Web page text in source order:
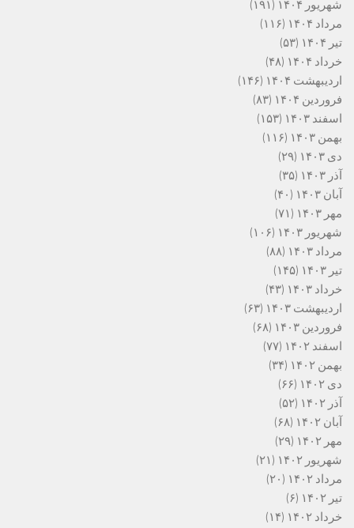
شهریور ۱۴۰۴
(۱۹۱)
مرداد ۱۴۰۴
(۱۱۶)
تیر ۱۴۰۴
(۵۳)
خرداد ۱۴۰۴
(۴۸)
اردیبهشت ۱۴۰۴
(۱۴۶)
فروردین ۱۴۰۴
(۸۳)
اسفند ۱۴۰۳
(۱۵۳)
بهمن ۱۴۰۳
(۱۱۶)
دی ۱۴۰۳
(۲۹)
آذر ۱۴۰۳
(۳۵)
آبان ۱۴۰۳
(۴۰)
مهر ۱۴۰۳
(۷۱)
شهریور ۱۴۰۳
(۱۰۶)
مرداد ۱۴۰۳
(۸۸)
تیر ۱۴۰۳
(۱۴۵)
خرداد ۱۴۰۳
(۴۳)
اردیبهشت ۱۴۰۳
(۶۳)
فروردین ۱۴۰۳
(۶۸)
اسفند ۱۴۰۲
(۷۷)
بهمن ۱۴۰۲
(۳۴)
دی ۱۴۰۲
(۶۶)
آذر ۱۴۰۲
(۵۲)
آبان ۱۴۰۲
(۶۸)
مهر ۱۴۰۲
(۲۹)
شهریور ۱۴۰۲
(۲۱)
مرداد ۱۴۰۲
(۲۰)
تیر ۱۴۰۲
(۶)
خرداد ۱۴۰۲
(۱۴)